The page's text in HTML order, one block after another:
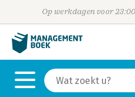
Op werkdagen voor